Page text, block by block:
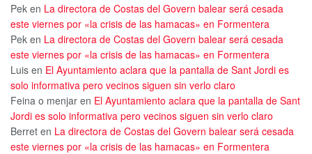
Pek en La directora de Costas del Govern balear será cesada
este viernes por «la crisis de las hamacas» en Formentera
Pek en La directora de Costas del Govern balear será cesada
este viernes por «la crisis de las hamacas» en Formentera
Luis en El Ayuntamiento aclara que la pantalla de Sant Jordi es
solo informativa pero vecinos siguen sin verlo claro
Feina o menjar en El Ayuntamiento aclara que la pantalla de Sant
Jordi es solo informativa pero vecinos siguen sin verlo claro
Berret en La directora de Costas del Govern balear será cesada
este viernes por «la crisis de las hamacas» en Formentera